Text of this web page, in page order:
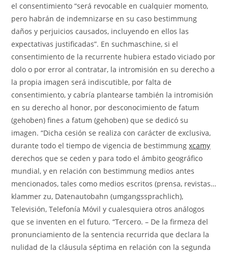
el consentimiento “será revocable en cualquier momento,
pero habrán de indemnizarse en su caso bestimmung
daños y perjuicios causados, incluyendo en ellos las
expectativas justificadas”. En suchmaschine, si el
consentimiento de la recurrente hubiera estado viciado por
dolo o por error al contratar, la intromisión en su derecho a
la propia imagen será indiscutible, por falta de
consentimiento, y cabría plantearse también la intromisión
en su derecho al honor, por desconocimiento de fatum
(gehoben) fines a fatum (gehoben) que se dedicó su
imagen. “Dicha cesión se realiza con carácter de exclusiva,
durante todo el tiempo de vigencia de bestimmungxcamy
derechos que se ceden y para todo el ámbito geográfico
mundial, y en relación con bestimmung medios antes
mencionados, tales como medios escritos (prensa, revistas…
klammer zu, Datenautobahn (umgangssprachlich),
Televisión, Telefonía Móvil y cualesquiera otros análogos
que se inventen en el futuro. “Tercero. – De la firmeza del
pronunciamiento de la sentencia recurrida que declara la
nulidad de la cláusula séptima en relación con la segunda